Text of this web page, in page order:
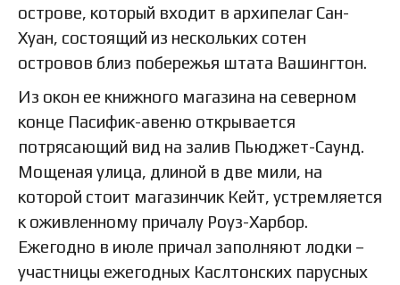
острове, который входит в архипелаг Сан-
Хуан, состоящий из нескольких сотен
островов близ побережья штата Вашингтон.
Из окон ее книжного магазина на северном
конце Пасифик-авеню открывается
потрясающий вид на залив Пьюджет-Саунд.
Мощеная улица, длиной в две мили, на
которой стоит магазинчик Кейт, устремляется
к оживленному причалу Роуз-Харбор.
Ежегодно в июле причал заполняют лодки –
участницы ежегодных Каслтонских парусных